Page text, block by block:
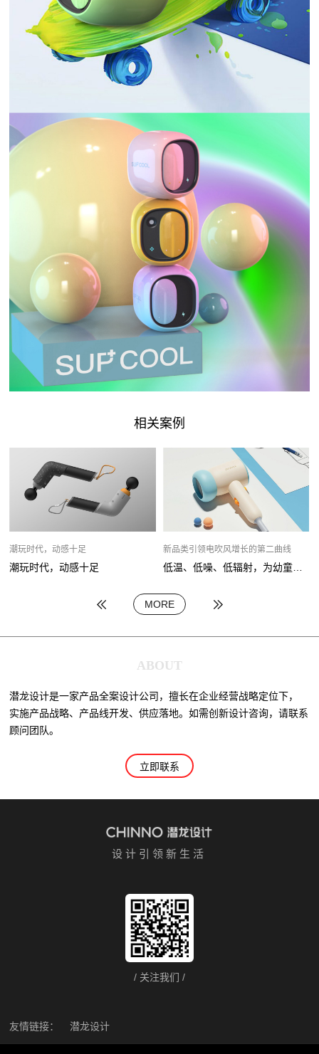
相关案例
潮玩时代，动感十足
潮玩时代，动感十足
新品类引领电吹风增长的第二曲线
低温、低噪、低辐射，为幼童专研产品
MORE
ABOUT
潜龙设计是一家产品全案设计公司，擅长在企业经营战略定位下，
实施产品战略、产品线开发、供应落地。如需创新设计咨询，请联系
顾问团队。
立即联系
设计引领新生活
/ 关注我们 /
友情链接： 潜龙设计